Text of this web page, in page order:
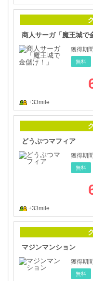
商人サーガ「魔王城で
獲得期
無料
+33mile
どうぶつマフィア
獲得期
無料
+33mile
マジンマンション
獲得期
無料